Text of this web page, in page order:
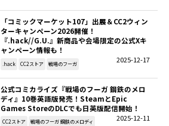
「コミックマーケット107」出展＆CC2ウィン
ターキャンペーン2026開催！
『.hack//G.U.』新商品や会場限定の公式Xキ
ャンペーン情報も！
2025-12-17
.hack CC2ストア 戦場のフーガ
公式コミカライズ『戦場のフーガ 鋼鉄のメロ
ディ』10巻英語版発売！SteamとEpic
Games StoreのDLCでも日英版配信開始！
2025-12-11
CC2ストア 戦場のフーガ 鋼鉄のメロディ